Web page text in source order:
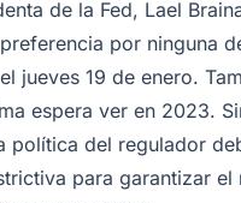
de la Fed, Lael
por ninguna
jueves 19 de enero.
espera ver en 2023.
política del regulador
para garantizar el